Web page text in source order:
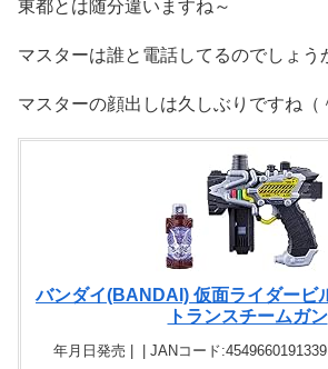
東都とは随分違いますね～
マスターは誰と電話してるのでしょう
マスターの顔出しは久しぶりですね（
バンダイ(BANDAI) 仮面ライダービ
トランスチームガン
年月日発売 | | JANコード